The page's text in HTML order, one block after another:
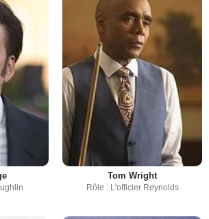
Tom Wright
Rôle : L'officier Reynolds